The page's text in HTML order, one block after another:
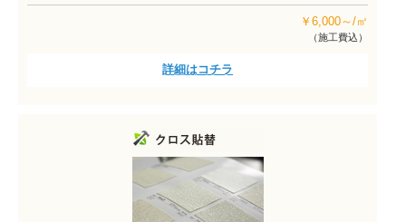
￥6,000～/㎡
（施工費込）
詳細はコチラ